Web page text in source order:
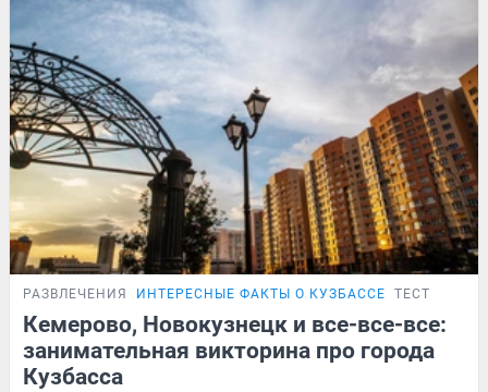
РАЗВЛЕЧЕНИЯ ИНТЕРЕСНЫЕ ФАКТЫ О КУЗБАССЕ ТЕСТ
Кемерово, Новокузнецк и все-все-все:
занимательная викторина про города
Кузбасса